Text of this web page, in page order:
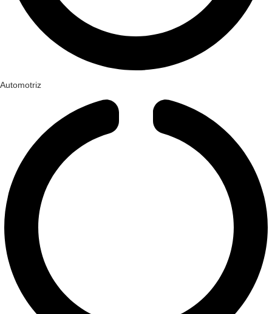
Automotriz